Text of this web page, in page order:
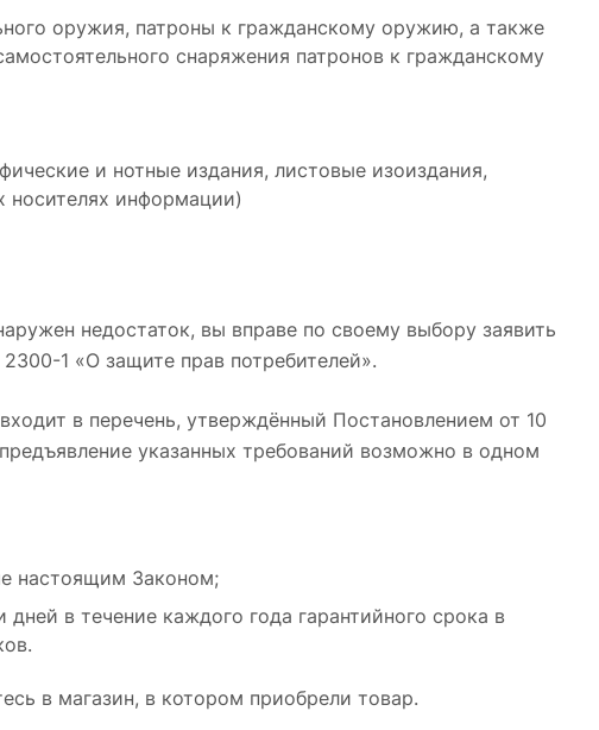
оружия, патроны к гражданскому оружию, а также
снаряжения патронов к гражданскому
и нотные издания, листовые изоиздания,
носителях информации)
недостаток, вы вправе по своему выбору заявить
1 «О защите прав потребителей».
в перечень, утверждённый Постановлением от 10
указанных требований возможно в одном
настоящим Законом;
в течение каждого года гарантийного срока в
в магазин, в котором приобрели товар.